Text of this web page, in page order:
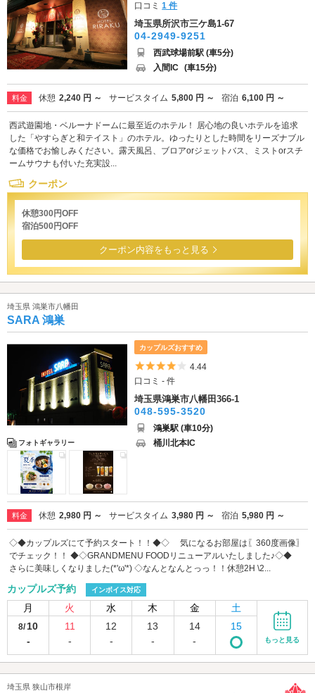
口コミ1 件
埼玉県所沢市三ケ島1-67
04-2949-9251
西武球場前駅 (車5分)
入間IC (車15分)
料金 休憩 2,240 円 ～ サービスタイム 5,800 円 ～ 宿泊 6,100 円 ～
西武遊園地・ベルーナドームに最至近のホテル！ 居心地の良いホテルを追求
した「やすらぎと和テイスト」のホテル。ゆったりとした時間をリーズナブル
な価格でお愉しみください。露天風呂、ブロアorジェットバス、ミストorスチ
ームサウナも付いた充実設...
クーポン
休憩300円OFF
宿泊500円OFF
クーポン内容をもっと見る
埼玉県 鴻巣市八幡田
SARA 鴻巣
フォトギャラリー
カップルズおすすめ
5つ星のうち4
4.44
口コミ - 件
埼玉県鴻巣市八幡田366-1
048-595-3520
鴻巣駅 (車10分)
桶川北本IC
料金 休憩 2,980 円 ～ サービスタイム 3,980 円 ～ 宿泊 5,980 円 ～
◇◆カップルズにて予約スタート！！◆◇ 気になるお部屋は〖360度画像〗
でチェック！！ ◆◇GRANDMENU FOODリニューアルいたしました♪◇◆
さらに美味しくなりました(*'ω'*) ◇なんとなんとっっ！！休憩2H \2...
カップルズ予約 インボイス対応
月 火 水 木 金 土
8/ 10
-
11
-
12
-
13
-
14
-
15
もっと見る
埼玉県 狭山市根岸